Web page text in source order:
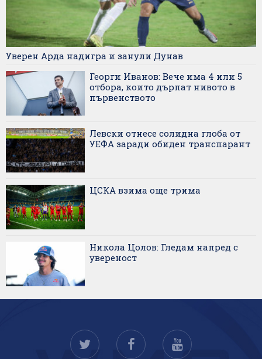
Уверен Арда надигра и занули Дунав
Георги Иванов: Вече има 4 или 5
отбора, които дърпат нивото в
първенството
Левски отнесе солидна глоба от
УЕФА заради обиден транспарант
ЦСКА взима още трима
Никола Цолов: Гледам напред с
увереност